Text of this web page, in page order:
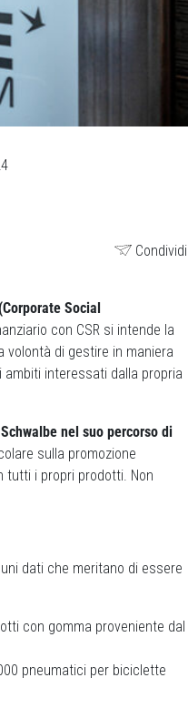
Condividi
(Corporate Social
con CSR si intende la
volontà di gestire in maniera
interessati dalla propria
nel suo percorso di
sulla promozione
tutti i propri prodotti. Non
dati che meritano di essere
con gomma proveniente dal
pneumatici per biciclette